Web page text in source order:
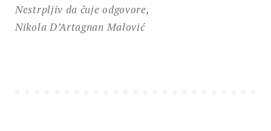
Nestrpljiv da čuje odgovore,
Nikola D’Artagnan Malović